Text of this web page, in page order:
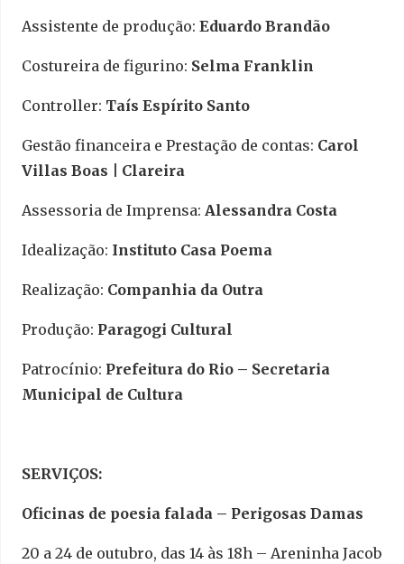
Assistente de produção: Eduardo Brandão
Costureira de figurino: Selma Franklin
Controller: Taís Espírito Santo
Gestão financeira e Prestação de contas: Carol
Villas Boas | Clareira
Assessoria de Imprensa: Alessandra Costa
Idealização: Instituto Casa Poema
Realização: Companhia da Outra
Produção: Paragogi Cultural
Patrocínio: Prefeitura do Rio – Secretaria
Municipal de Cultura
SERVIÇOS:
Oficinas de poesia falada – Perigosas Damas
20 a 24 de outubro, das 14 às 18h – Areninha Jacob